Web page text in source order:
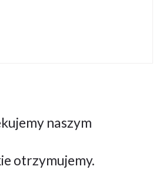
naszym
otrzymujemy.